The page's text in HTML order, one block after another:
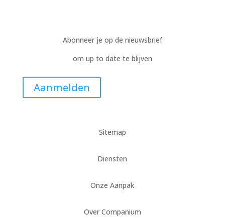
Abonneer je op de nieuwsbrief
om up to date te blijven
Aanmelden
Sitemap
Diensten
Onze Aanpak
Over Companium